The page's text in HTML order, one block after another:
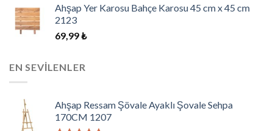
aldı
Ahşap Yer Karosu Bahçe Karosu 45 cm x 45 cm
2123
69,99₺
EN SEVILENLER
Ahşap Ressam Şövale Ayaklı Şovale Sehpa
170CM 1207